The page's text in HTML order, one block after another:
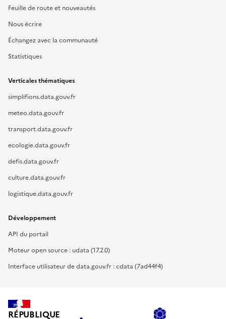
Feuille de route et nouveautés
Nous écrire
Échangez avec la communauté
Statistiques
Verticales thématiques
simplifions.data.gouv.fr
meteo.data.gouv.fr
transport.data.gouv.fr
ecologie.data.gouv.fr
defis.data.gouv.fr
culture.data.gouv.fr
logistique.data.gouv.fr
Développement
API du portail
Moteur open source : udata (17.2.0)
Interface utilisateur de data.gouv.fr : cdata (7ad44f4)
RÉPUBLIQUE